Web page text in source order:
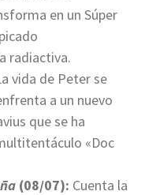
en un Súper
radiactiva.
vida de Peter se
a un nuevo
que se ha
«Doc
(08/07): Cuenta la